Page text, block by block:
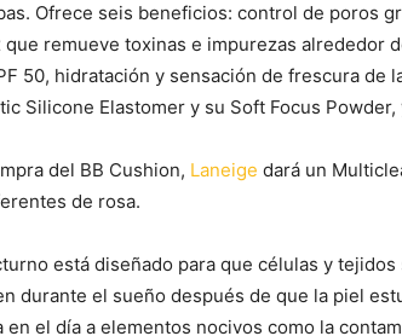
Ofrece seis beneficios: control de poros
que remueve toxinas e impurezas alrededor
50, hidratación y sensación de frescura de
Silicone Elastomer y su Soft Focus
del BB Cushion, Laneige dará un
de rosa.
está diseñado para que células y tejidos
durante el sueño después de que la piel
en el día a elementos nocivos como la